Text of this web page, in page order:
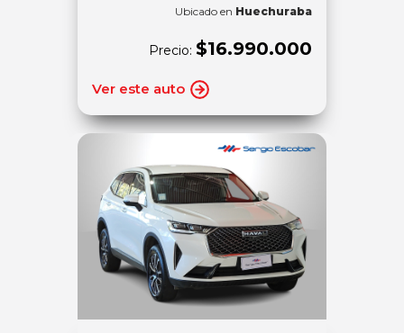
Ubicado en Huechuraba
Precio: $16.990.000
Ver este auto